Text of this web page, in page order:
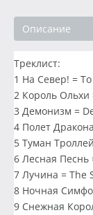
Описание
Треклист:
1 На Север! =
2 Король Ольхи
3 Демонизм =
4 Полет
5 Туман
6 Лесная Песнь
7 Лучина = The
8 Ночная
9 Снежная